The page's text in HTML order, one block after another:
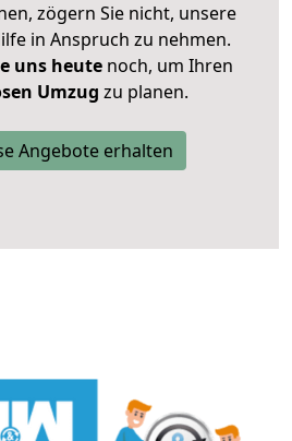
zögern Sie nicht, unsere
in Anspruch zu nehmen.
uns heutenoch, um Ihren
Umzug zu planen.
Angebote erhalten